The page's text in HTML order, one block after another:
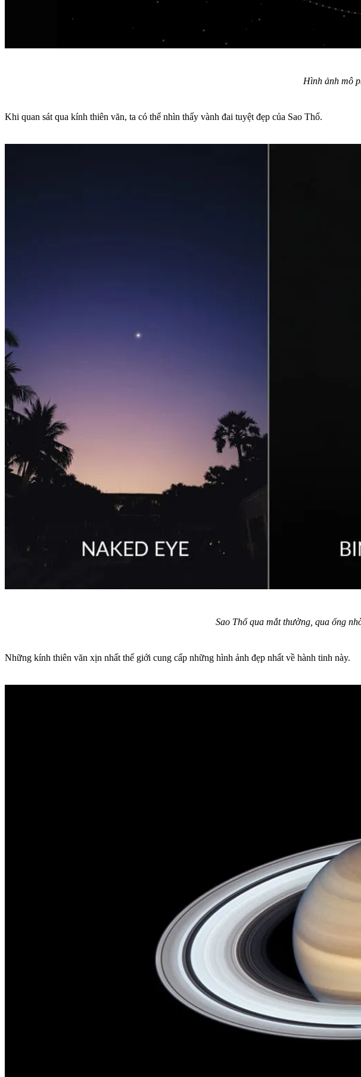
Hình ảnh mô
Khi quan sát qua kính thiên văn, ta có thể nhìn thấy vành đai tuyệt đẹp của Sao Thổ.
Sao Thổ qua mắt thường, qua ống
Những kính thiên văn xịn nhất thế giới cung cấp những hình ảnh đẹp nhất về hành tinh này.